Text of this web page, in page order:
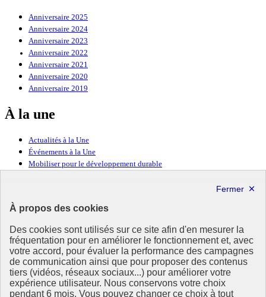
À propos des cookies
Des cookies sont utilisés sur ce site afin d'en mesurer la
fréquentation pour en améliorer le fonctionnement et, avec
votre accord, pour évaluer la performance des campagnes
de communication ainsi que pour proposer des contenus
tiers (vidéos, réseaux sociaux...) pour améliorer votre
expérience utilisateur. Nous conservons votre choix
pendant 6 mois. Vous pouvez changer ce choix à tout
Anniversaire 2025
Anniversaire 2024
Anniversaire 2023
Anniversaire 2022
Anniversaire 2021
Anniversaire 2020
Anniversaire 2019
À la une
Actualités à la Une
Événements à la Une
Mobiliser pour le développement durable
Ressources
Ressources
La Méth’ODD
Gouvernement
Ce site propose l’information de référence concernant l’Agenda